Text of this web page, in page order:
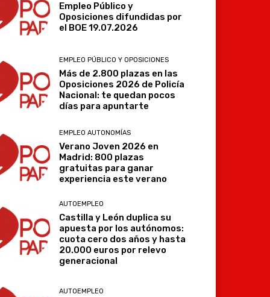
Empleo Público y
Oposiciones difundidas por
el BOE 19.07.2026
EMPLEO PÚBLICO Y OPOSICIONES
Más de 2.800 plazas en las
Oposiciones 2026 de Policía
Nacional: te quedan pocos
días para apuntarte
EMPLEO AUTONOMÍAS
Verano Joven 2026 en
Madrid: 800 plazas
gratuitas para ganar
experiencia este verano
AUTOEMPLEO
Castilla y León duplica su
apuesta por los autónomos:
cuota cero dos años y hasta
20.000 euros por relevo
generacional
AUTOEMPLEO